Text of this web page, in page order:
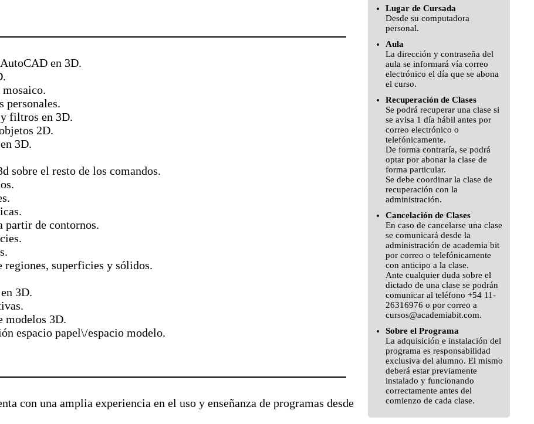
en 3D.
personales.
filtros en 3D.
2D.
3D.
sobre el resto de los comandos.
partir de contornos.
regiones, superficies y sólidos.
3D.
modelos 3D.
espacio papel\/espacio modelo.
con una amplia experiencia en el uso y enseñanza de programas desde
Lugar de Cursada
Desde su computadora
personal.
Aula
La dirección y contraseña del
aula se informará vía correo
electrónico el día que se abona
el curso.
Recuperación de Clases
Se podrá recuperar una clase si
se avisa 1 día hábil antes por
correo electrónico o
telefónicamente.
De forma contraría, se podrá
optar por abonar la clase de
forma particular.
Se debe coordinar la clase de
recuperación con la
administración.
Cancelación de Clases
En caso de cancelarse una clase
se comunicará desde la
administración de academia bit
por correo o telefónicamente
con anticipo a la clase.
Ante cualquier duda sobre el
dictado de una clase se podrán
comunicar al teléfono +54 11-
26316976 o por correo a
cursos@academiabit.com.
Sobre el Programa
La adquisición e instalación del
programa es responsabilidad
exclusiva del alumno. El mismo
deberá estar previamente
instalado y funcionando
correctamente antes del
comienzo de cada clase.